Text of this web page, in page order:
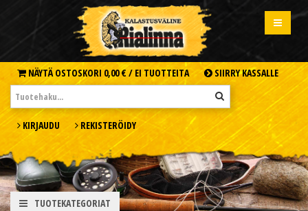
NÄYTÄ OSTOSKORI 0,00 € / EI TUOTTEITA SIIRRY KASSALLE
KIRJAUDU REKISTERÖIDY
TUOTEKATEGORIAT